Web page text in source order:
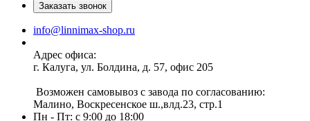
Заказать звонок
info@linnimax-shop.ru
Адрес офиса:
г. Калуга, ул. Болдина, д. 57, офис 205
Возможен самовывоз с завода по согласованию:
Малино, Воскресенское ш.,влд.23, стр.1
Пн - Пт: с 9:00 до 18:00